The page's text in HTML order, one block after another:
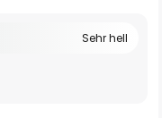
Sehr hell